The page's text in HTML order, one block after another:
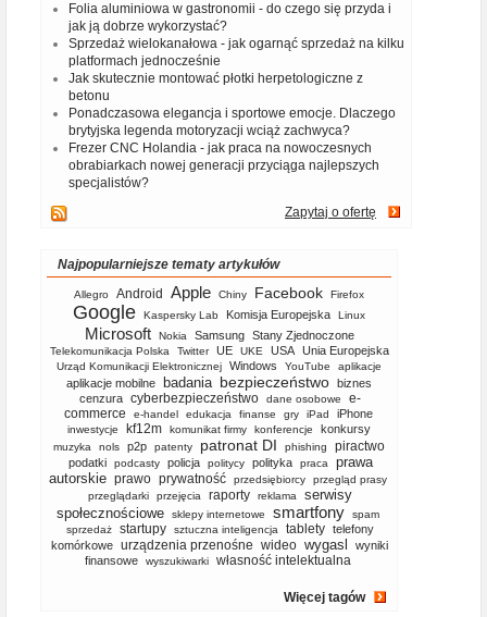
Folia aluminiowa w gastronomii - do czego się przyda i
jak ją dobrze wykorzystać?
Sprzedaż wielokanałowa - jak ogarnąć sprzedaż na kilku
platformach jednocześnie
Jak skutecznie montować płotki herpetologiczne z
betonu
Ponadczasowa elegancja i sportowe emocje. Dlaczego
brytyjska legenda motoryzacji wciąż zachwyca?
Frezer CNC Holandia - jak praca na nowoczesnych
obrabiarkach nowej generacji przyciąga najlepszych
specjalistów?
Zapytaj o ofertę
Najpopularniejsze tematy artykułów
Allegro Android Apple Chiny Facebook Firefox
Google Kaspersky Lab Komisja Europejska Linux
Microsoft Nokia Samsung Stany Zjednoczone
Telekomunikacja Polska Twitter UE UKE USA Unia Europejska
Urząd Komunikacji Elektronicznej Windows YouTube aplikacje
aplikacje mobilne badania bezpieczeństwo biznes
cenzura cyberbezpieczeństwo dane osobowe
e-
commerce
e-handel edukacja finanse gry iPad iPhone
inwestycje kf12m komunikat firmy konferencje konkursy
muzyka nols p2p patenty patronat DI phishing piractwo
podatki podcasty policja politycy polityka praca
prawa
autorskie prawo prywatność przedsiębiorcy
przegląd prasy
przeglądarki
przejęcia raporty reklama
serwisy
społecznościowe
sklepy internetowe smartfony
spam
sprzedaż
startupy sztuczna inteligencja tablety telefony
komórkowe
urządzenia przenośne wideo wygasl
wyniki
finansowe
wyszukiwarki własność intelektualna
Więcej tagów